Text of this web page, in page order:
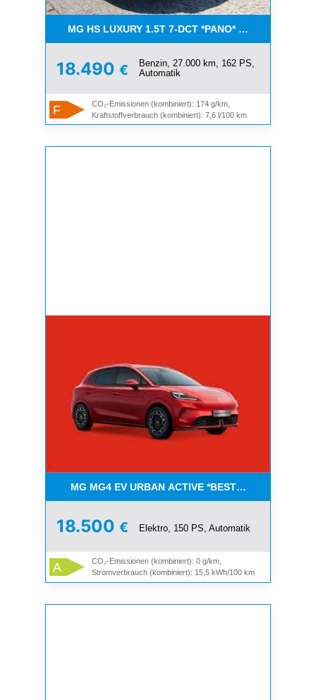
MG HS LUXURY 1.5T 7-DCT *PANO* AUCH IN WEISS
18.490 €
Benzin, 27.000 km, 162 PS,
Automatik
F
CO₂-Emissionen (kombiniert): 174 g/km,
Kraftstoffverbrauch (kombiniert): 7,6 l/100 km
MG MG4 EV URBAN ACTIVE
18.500 € Elektro, 150 PS, Automatik
A
CO₂-Emissionen (kombiniert): 0 g/km,
Stromverbrauch (kombiniert): 15,5 kWh/100 km